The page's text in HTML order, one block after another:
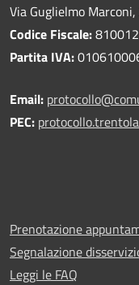
Via Guglielmo
Codice Fiscale:
Partita IVA:
Email:
PEC:
Prenotazione
Segnalazione
Leggi le FAQ